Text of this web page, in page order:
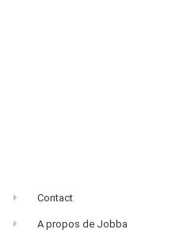
Contact
A propos de Jobba